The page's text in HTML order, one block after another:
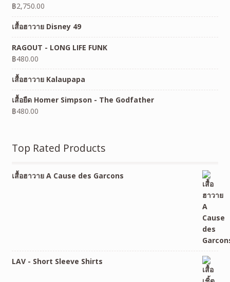
฿2,750.00
เสื้อฮาวาย Disney 49
RAGOUT - LONG LIFE FUNK
฿480.00
เสื้อฮาวาย Kalaupapa
เสื้อยืด Homer Simpson - The Godfather
฿480.00
Top Rated Products
เสื้อฮาวาย A Cause des Garcons
LAV - Short Sleeve Shirts